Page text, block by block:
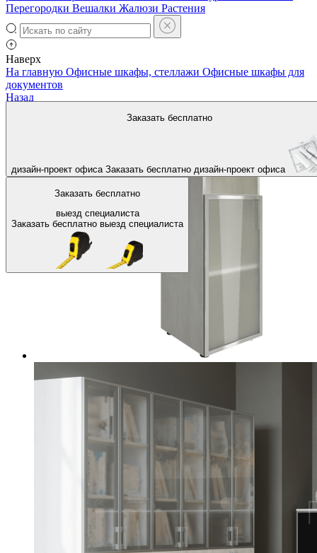
Перегородки Вешалки Жалюзи Растения
Наверх
Заказать бесплатно
дизайн-проект офиса Заказать бесплатно дизайн-проект офиса
Заказать бесплатно
выезд специалиста
Заказать бесплатно выезд специалиста
На главную Офисные шкафы, стеллажи Офисные шкафы для
документов
Назад